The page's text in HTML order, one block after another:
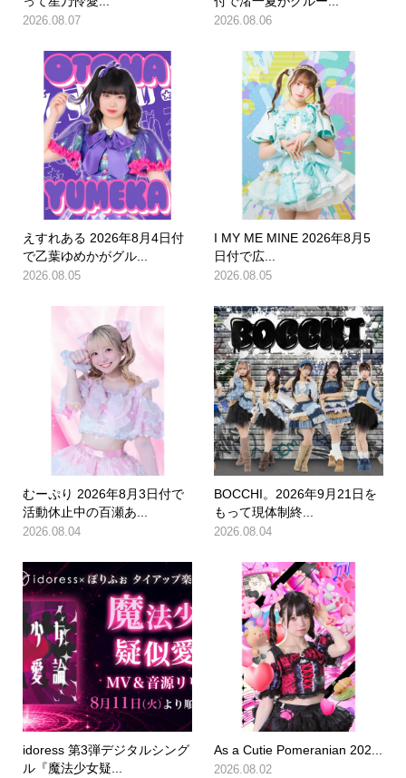
2026.08.07 2026.08.06
えすれある 2026年8月4日付
で乙葉ゆめかがグル...
2026.08.05
I MY ME MINE 2026年8月5
日付で広...
2026.08.05
むーぷり 2026年8月3日付で
活動休止中の百瀬あ...
2026.08.04
BOCCHI。2026年9月21日を
もって現体制終...
2026.08.04
idoress 第3弾デジタルシング
ル『魔法少女疑...
As a Cutie Pomeranian 202...
2026.08.02